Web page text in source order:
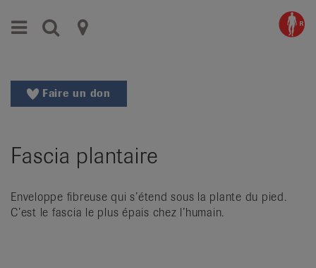
vers
au
Aller
Changer
de
Changer
de
Faire un don
Fascia plantaire
Enveloppe fibreuse qui s’étend sous la plante du pied.
C’est le fascia le plus épais chez l’humain.
Menu Recherche
Ligues
contre
le
|
nationales